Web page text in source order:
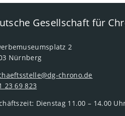
Gesellschaft für
2
Nürnberg
chrono.de
23 69 823
Dienstag 11.00 – 14.00